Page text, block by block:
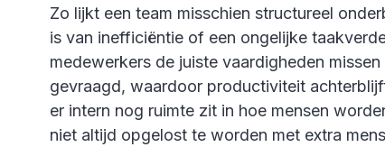
Zo lijkt een team misschien structureel
is van inefficiëntie of een ongelijke
medewerkers de juiste vaardigheden
gevraagd, waardoor productiviteit
er intern nog ruimte zit in hoe mensen
niet altijd opgelost te worden met extra